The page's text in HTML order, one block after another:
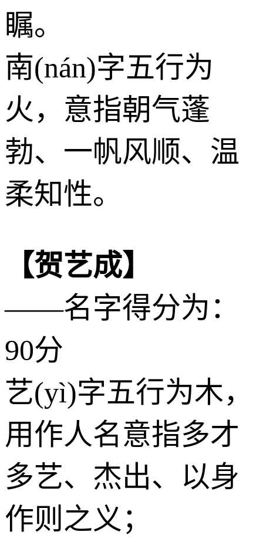
瞩。
南(nán)字五行为
火 ，意指朝气蓬
勃、一帆风顺、温
柔知性。
【贺艺成】
——名字得分为：
90分
艺(yì)字五行为木，
用作人名意指多才
多艺、杰出、以身
作则之义；